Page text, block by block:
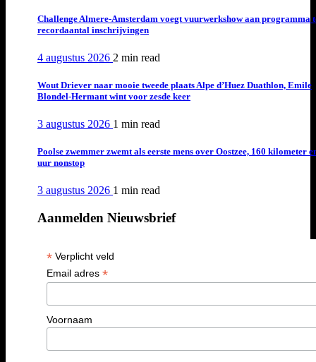
Challenge Almere-Amsterdam voegt vuurwerkshow aan programma
recordaantal inschrijvingen
4 augustus 2026 2 min read
Wout Driever naar mooie tweede plaats Alpe d’Huez Duathlon, Emile
Blondel-Hermant wint voor zesde keer
3 augustus 2026 1 min read
Poolse zwemmer zwemt als eerste mens over Oostzee, 160 kilometer
uur nonstop
3 augustus 2026 1 min read
Aanmelden Nieuwsbrief
*Verplicht veld
Email adres *
Voornaam